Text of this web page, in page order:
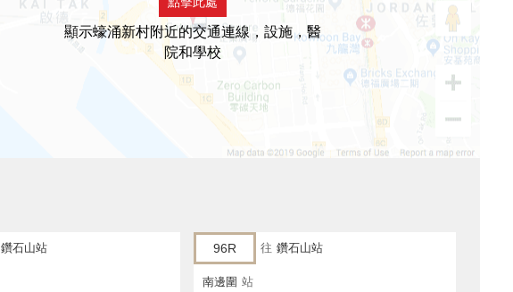
顯示蠔涌新村附近的交通連線，設施，醫
院和學校
鑽石山站 96R 往 鑽石山站
南邊圍 站